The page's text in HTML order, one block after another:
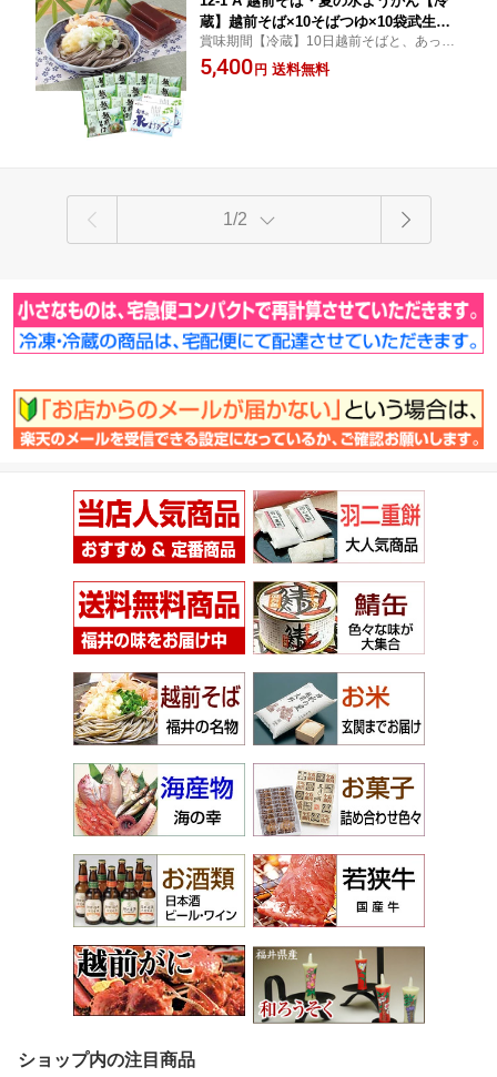
蔵】越前そば×10そばつゆ×10袋武生製
麺福井の水ようかん×2箱おいしい 福井
県 福井 お土産 特産物贈り物 中元 お中
賞味期間【冷蔵】10日越前そばと、あっさ
りとした甘みの水ようかんセット北海道66
0円・沖縄・離島1210円加算
5,400 円 送料無料
1/2
ショップ内の注目商品